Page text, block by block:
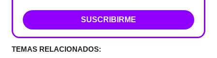
SUSCRIBIRME
TEMAS RELACIONADOS: